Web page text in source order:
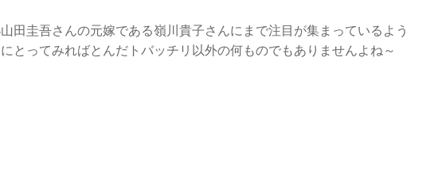
田圭吾さんの元嫁である嶺川貴子さんにまで注目が集まっているよう
とってみればとんだトバッチリ以外の何ものでもありませんよね～